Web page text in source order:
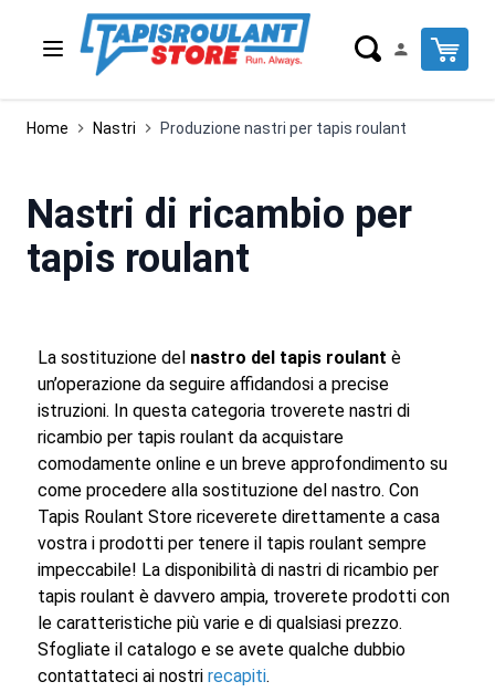
Salta al contenuto
Cart
Home Nastri Produzione nastri per tapis roulant
Nastri di ricambio per
tapis roulant
La sostituzione del nastro del tapis roulant è
un’operazione da seguire affidandosi a precise
istruzioni. In questa categoria troverete nastri di
ricambio per tapis roulant da acquistare
comodamente online e un breve approfondimento su
come procedere alla sostituzione del nastro. Con
Tapis Roulant Store riceverete direttamente a casa
vostra i prodotti per tenere il tapis roulant sempre
impeccabile! La disponibilità di nastri di ricambio per
tapis roulant è davvero ampia, troverete prodotti con
le caratteristiche più varie e di qualsiasi prezzo.
Sfogliate il catalogo e se avete qualche dubbio
contattateci ai nostri recapiti.